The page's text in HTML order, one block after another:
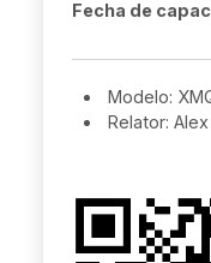
Fecha de
Modelo:
Relator: